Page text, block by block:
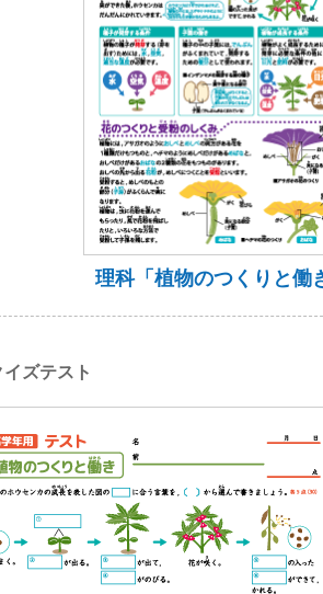
理科「植物のつくりと働
イズテスト